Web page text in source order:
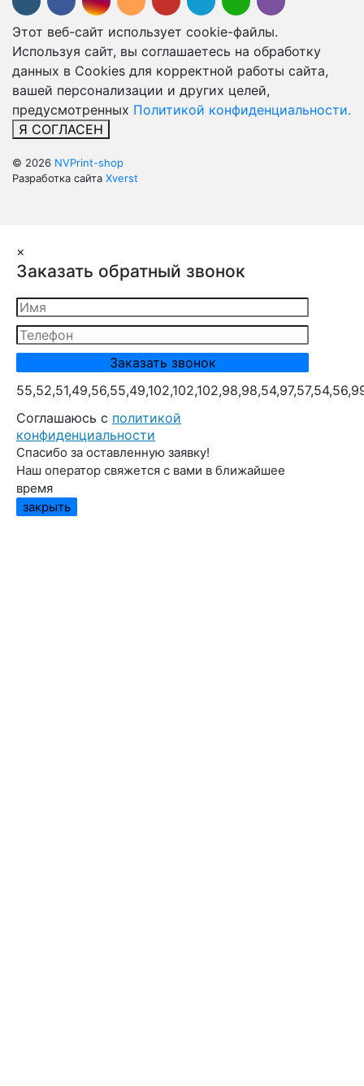
Этот веб-сайт использует cookie-файлы.
Используя сайт, вы соглашаетесь на обработку
данных в Cookies для корректной работы сайта,
вашей персонализации и других целей,
предусмотренных Политикой конфиденциальности.
Я СОГЛАСЕН
© 2026 NVPrint-shop
Разработка сайта Xverst
×
Заказать обратный звонок
Cоглашаюсь с политикой
конфиденциальности
Спасибо за оставленную заявку!
Наш оператор свяжется с вами в ближайшее
время
закрыть